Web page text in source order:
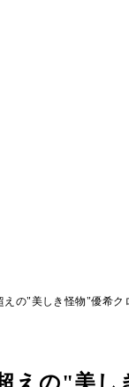
の"美しき怪物"優希
えの"美